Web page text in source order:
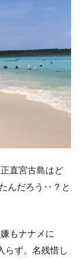
直宮古島はど
んだろう‥？と
もナナメに
らず。名残惜し